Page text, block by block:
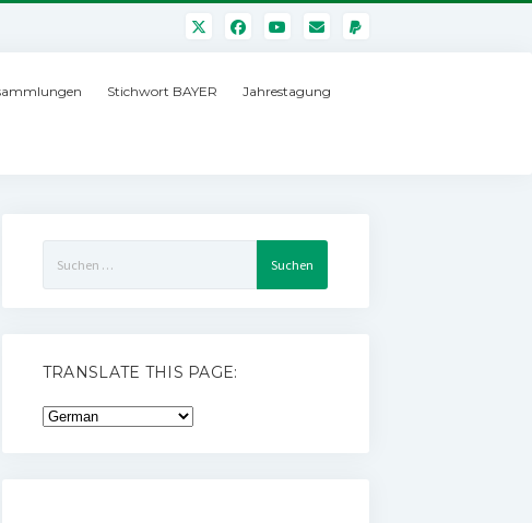
Stichwort BAYER Jahrestagung
nach:
TRANSLATE THIS PAGE: